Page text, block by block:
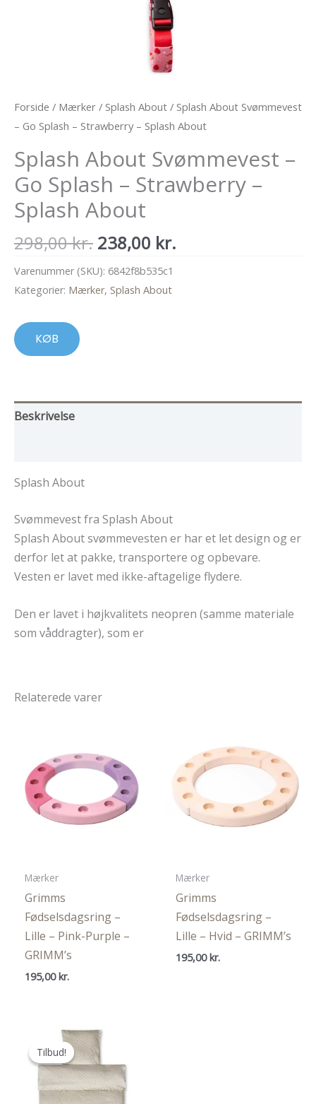
Forside / Mærker / Splash About / Splash About Svømmevest
– Go Splash – Strawberry – Splash About
Splash About Svømmevest –
Go Splash – Strawberry –
Splash About
298,00kr. Den
oprindelige
pris
var:
238,00 kr.
Varenummer (SKU): 6842f8b535c1
Kategorier: Mærker, Splash About
KØB
Beskrivelse
Splash About
Svømmevest fra Splash About
Splash About svømmevesten er har et let design og er
derfor let at pakke, transportere og opbevare.
Vesten er lavet med ikke-aftagelige flydere.
Den er lavet i højkvalitets neopren (samme materiale
som våddragter), som er
Relaterede varer
Mærker
Grimms
Fødselsdagsring –
Lille – Pink-Purple –
GRIMM’s
195,00kr.
Mærker
Grimms
Fødselsdagsring –
Lille – Hvid – GRIMM’s
195,00kr.
Tilbud!
Tilbud!